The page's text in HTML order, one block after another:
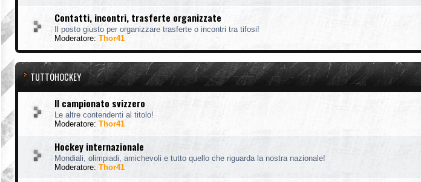
Contatti, incontri, trasferte organizzate
Il posto giusto per organizzare trasferte o incontri tra tifosi!
Moderatore: Thor41
TUTTOHOCKEY
Il campionato svizzero
Le altre contendenti al titolo!
Moderatore: Thor41
Hockey internazionale
Mondiali, olimpiadi, amichevoli e tutto quello che riguarda la nostra nazionale!
Moderatore: Thor41